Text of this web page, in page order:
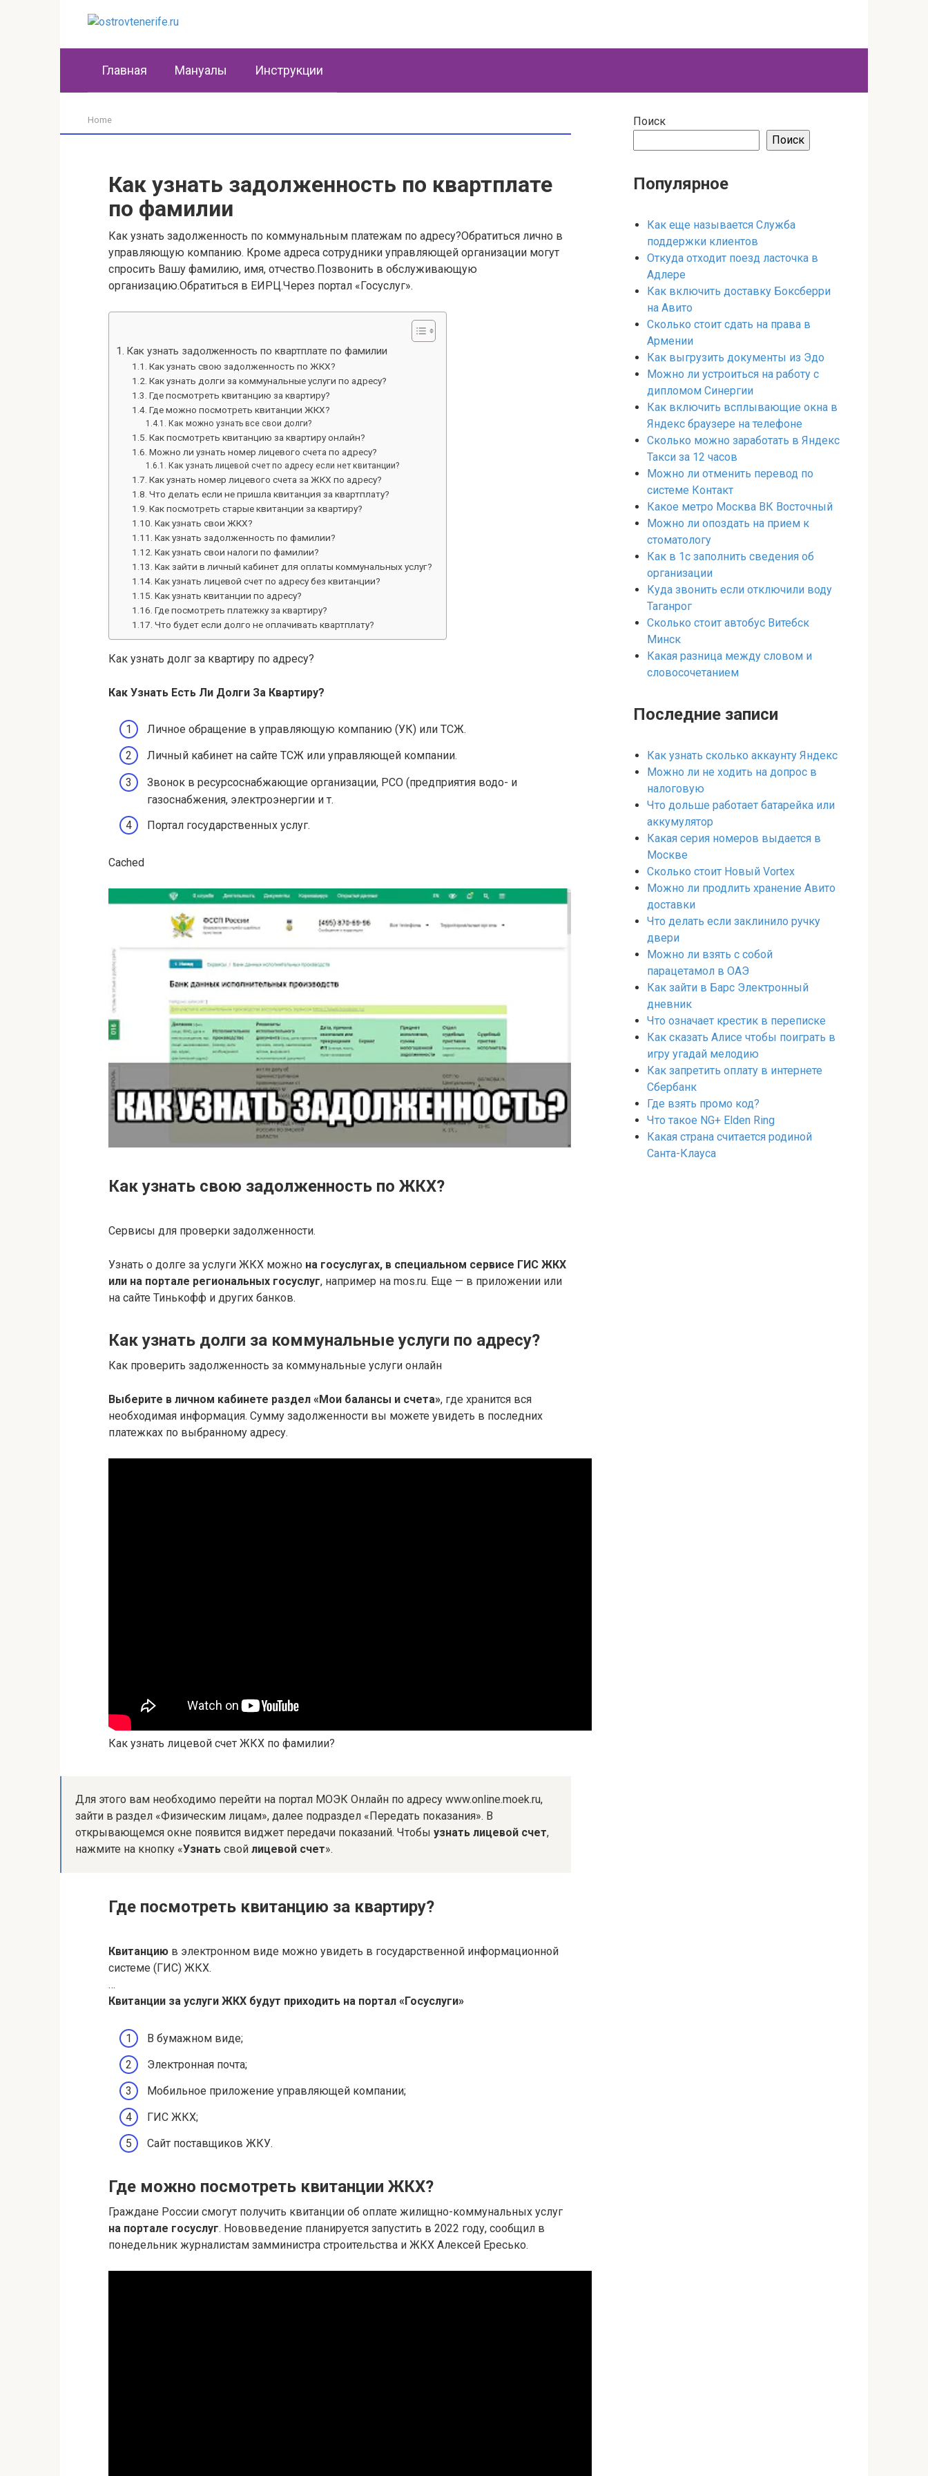
Главная Мануалы Инструкции
Home
Как узнать задолженность по квартплате
по фамилии
Как узнать задолженность по коммунальным платежам по адресу?Обратиться лично в
управляющую компанию. Кроме адреса сотрудники управляющей организации могут
спросить Вашу фамилию, имя, отчество.Позвонить в обслуживающую
организацию.Обратиться в ЕИРЦ.Через портал «Госуслуг».
Как узнать задолженность по квартплате по фамилии
Как узнать свою задолженность по ЖКХ?
Как узнать долги за коммунальные услуги по адресу?
Где посмотреть квитанцию за квартиру?
Где можно посмотреть квитанции ЖКХ?
Как можно узнать все свои долги?
Как посмотреть квитанцию за квартиру онлайн?
Можно ли узнать номер лицевого счета по адресу?
Как узнать лицевой счет по адресу если нет квитанции?
Как узнать номер лицевого счета за ЖКХ по адресу?
Что делать если не пришла квитанция за квартплату?
Как посмотреть старые квитанции за квартиру?
Как узнать свои ЖКХ?
Как узнать задолженность по фамилии?
Как узнать свои налоги по фамилии?
Как зайти в личный кабинет для оплаты коммунальных услуг?
Как узнать лицевой счет по адресу без квитанции?
Как узнать квитанции по адресу?
Где посмотреть платежку за квартиру?
Что будет если долго не оплачивать квартплату?
Как узнать долг за квартиру по адресу?
Как Узнать Есть Ли Долги За Квартиру?
Личное обращение в управляющую компанию (УК) или ТСЖ.
Личный кабинет на сайте ТСЖ или управляющей компании.
Звонок в ресурсоснабжающие организации, РСО (предприятия водо- и
газоснабжения, электроэнергии и т.
Портал государственных услуг.
Cached
Как узнать свою задолженность по ЖКХ?
Сервисы для проверки задолженности.
Узнать о долге за услуги ЖКХ можно на госуслугах, в специальном сервисе ГИС ЖКХ
или на портале региональных госуслуг, например на mos.ru. Еще — в приложении или
на сайте Тинькофф и других банков.
Как узнать долги за коммунальные услуги по адресу?
Как проверить задолженность за коммунальные услуги онлайн
Выберите в личном кабинете раздел «Мои балансы и счета», где хранится вся
необходимая информация. Сумму задолженности вы можете увидеть в последних
платежках по выбранному адресу.
Как узнать лицевой счет ЖКХ по фамилии?
Для этого вам необходимо перейти на портал МОЭК Онлайн по адресу www.online.moek.ru,
зайти в раздел «Физическим лицам», далее подраздел «Передать показания». В
открывающемся окне появится виджет передачи показаний. Чтобы узнать лицевой счет,
нажмите на кнопку «Узнать свой лицевой счет».
Где посмотреть квитанцию за квартиру?
Квитанцию в электронном виде можно увидеть в государственной информационной
системе (ГИС) ЖКХ.
…
Квитанции за услуги ЖКХ будут приходить на портал «Госуслуги»
В бумажном виде;
Электронная почта;
Мобильное приложение управляющей компании;
ГИС ЖКХ;
Сайт поставщиков ЖКУ.
Где можно посмотреть квитанции ЖКХ?
Граждане России смогут получить квитанции об оплате жилищно-коммунальных услуг
на портале госуслуг. Нововведение планируется запустить в 2022 году, сообщил в
понедельник журналистам замминистра строительства и ЖКХ Алексей Ересько.
Поиск
Поиск
Популярное
Как еще называется Служба
поддержки клиентов
Откуда отходит поезд ласточка в
Адлере
Как включить доставку Боксберри
на Авито
Сколько стоит сдать на права в
Армении
Как выгрузить документы из Эдо
Можно ли устроиться на работу с
дипломом Синергии
Как включить всплывающие окна в
Яндекс браузере на телефоне
Сколько можно заработать в Яндекс
Такси за 12 часов
Можно ли отменить перевод по
системе Контакт
Какое метро Москва ВК Восточный
Можно ли опоздать на прием к
стоматологу
Как в 1с заполнить сведения об
организации
Куда звонить если отключили воду
Таганрог
Сколько стоит автобус Витебск
Минск
Какая разница между словом и
словосочетанием
Последние записи
Как узнать сколько аккаунту Яндекс
Можно ли не ходить на допрос в
налоговую
Что дольше работает батарейка или
аккумулятор
Какая серия номеров выдается в
Москве
Сколько стоит Новый Vortex
Можно ли продлить хранение Авито
доставки
Что делать если заклинило ручку
двери
Можно ли взять с собой
парацетамол в ОАЭ
Как зайти в Барс Электронный
дневник
Что означает крестик в переписке
Как сказать Алисе чтобы поиграть в
игру угадай мелодию
Как запретить оплату в интернете
Сбербанк
Где взять промо код?
Что такое NG+ Elden Ring
Какая страна считается родиной
Санта-Клауса